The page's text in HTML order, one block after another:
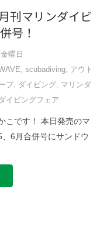
刊マリンダイビ
号！
曜日
,scubadiving, アウト
ブ, ダイビング, マリンダ
イビングフェア
こです！ 本日発売のマ
、6月合併号にサンドウ